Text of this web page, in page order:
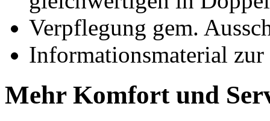
Verpflegung gem.
Informationsmaterial zur
Mehr Komfort und